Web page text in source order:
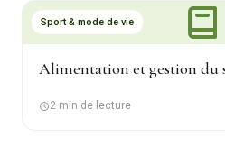
Sport & mode de vie
Alimentation et gestion du
2 min de lecture